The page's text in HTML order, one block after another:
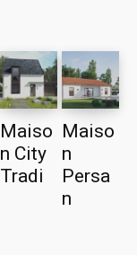
Maiso
n City
Tradi
Maiso
n
Persa
n